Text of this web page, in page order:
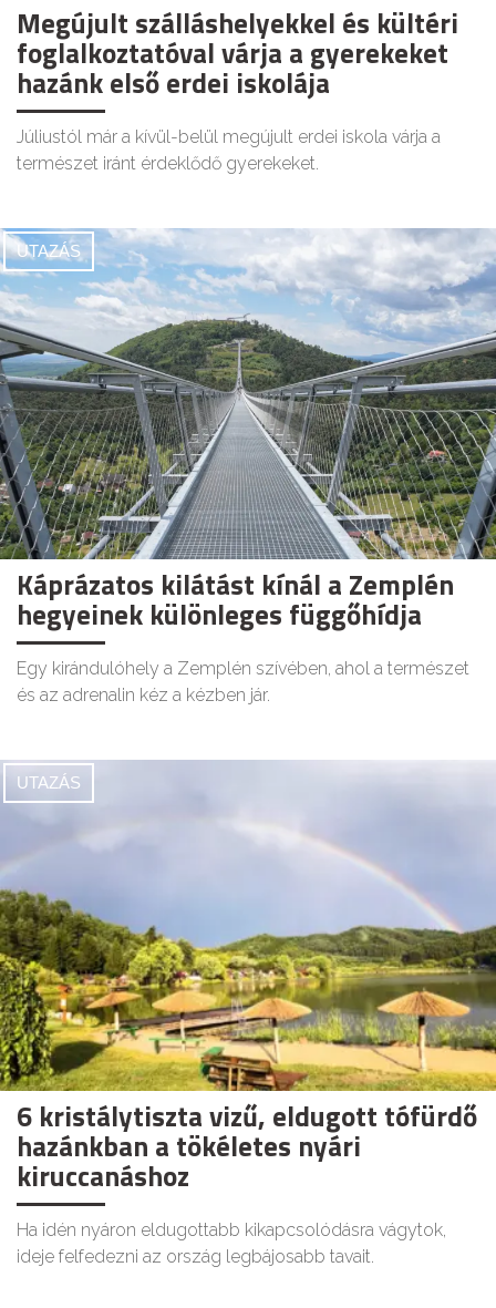
Megújult szálláshelyekkel és kültéri
foglalkoztatóval várja a gyerekeket
hazánk első erdei iskolája
Júliustól már a kívül-belül megújult erdei iskola várja a
természet iránt érdeklődő gyerekeket.
UTAZÁS
Káprázatos kilátást kínál a Zemplén
hegyeinek különleges függőhídja
Egy kirándulóhely a Zemplén szívében, ahol a természet
és az adrenalin kéz a kézben jár.
UTAZÁS
6 kristálytiszta vizű, eldugott tófürdő
hazánkban a tökéletes nyári
kiruccanáshoz
Ha idén nyáron eldugottabb kikapcsolódásra vágytok,
ideje felfedezni az ország legbájosabb tavait.